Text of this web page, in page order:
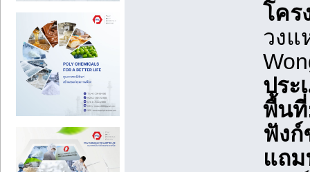
โคร
วงแ
ประ
พื้น
ฟัง
แถ